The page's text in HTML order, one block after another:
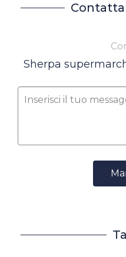
Sherpa